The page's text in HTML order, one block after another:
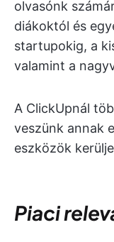
olvasónk
diákoktól és
startupokig, a
valamint a
A ClickUpnál
veszünk annak
eszközök
Piaci